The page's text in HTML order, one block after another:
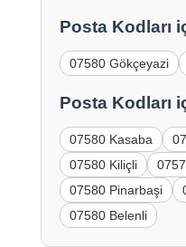
Posta Kodları
07580 Gökçeyazi
Posta Kodları
07580 Kasaba
07580 Kiliçli
07580 Pinarbaşi
07580 Belenli